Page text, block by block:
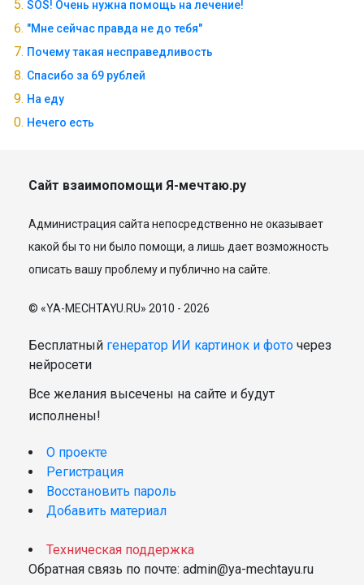
SOS! Очень нужна помощь на лечение!
"Мне сейчас правда не до тебя"
Почему такая несправедливость
Спасибо за 69 рублей
На еду
Нечего есть
Сайт взаимопомощи Я-мечтаю.ру
Администрация сайта непосредственно не оказывает
какой бы то ни было помощи, а лишь дает возможность
описать вашу проблему и публично на сайте.
© «YA-MECHTAYU.RU» 2010 - 2026
Бесплатный генератор ИИ картинок и фото через
нейросети
Все желания высечены на сайте и будут
исполнены!
О проекте
Регистрация
Восстановить пароль
Добавить материал
Техническая поддержка
Обратная связь по почте: admin@ya-mechtayu.ru